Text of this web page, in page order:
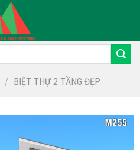
/ BIỆT THỰ 2 TẦNG ĐẸP